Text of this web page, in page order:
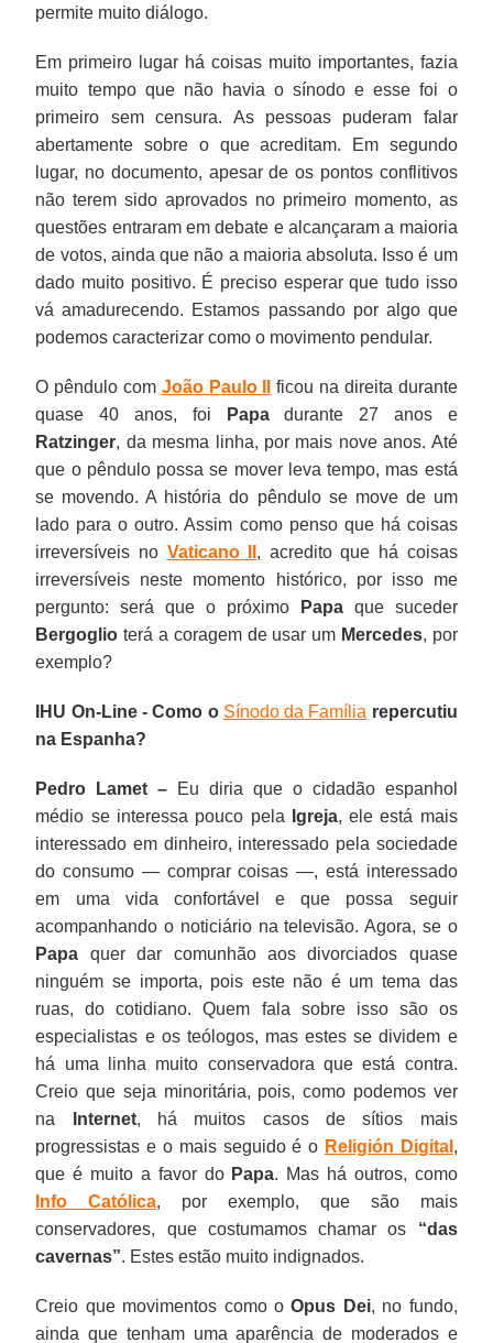
permite muito diálogo.
Em primeiro lugar há coisas muito importantes, fazia
muito tempo que não havia o sínodo e esse foi o
primeiro sem censura. As pessoas puderam falar
abertamente sobre o que acreditam. Em segundo
lugar, no documento, apesar de os pontos conflitivos
não terem sido aprovados no primeiro momento, as
questões entraram em debate e alcançaram a maioria
de votos, ainda que não a maioria absoluta. Isso é um
dado muito positivo. É preciso esperar que tudo isso
vá amadurecendo. Estamos passando por algo que
podemos caracterizar como o movimento pendular.
O pêndulo com João Paulo II
ficou na direita durante
quase 40 anos, foi
Papadurante 27 anos e
Ratzinger, da mesma linha, por mais nove anos. Até
que o pêndulo possa se mover leva tempo, mas está
se movendo. A história do pêndulo se move de um
lado para o outro. Assim como penso que há coisas
irreversíveis no Vaticano II , acredito que há coisas
irreversíveis neste momento histórico, por isso me
pergunto: será que o próximo
Papaque suceder
Bergoglio terá a coragem de usar um Mercedes, por
exemplo?
IHU On-Line - Como o Sínodo da Família repercutiu
na Espanha?
Pedro Lamet – Eu diria que o cidadão espanhol
médio se interessa pouco pela
Igreja, ele está mais
interessado em dinheiro, interessado pela sociedade
do consumo — comprar coisas —, está interessado
em uma vida confortável e que possa seguir
acompanhando o noticiário na televisão. Agora, se o
Papa quer dar comunhão aos divorciados quase
ninguém se importa, pois este não é um tema das
ruas, do cotidiano. Quem fala sobre isso são os
especialistas e os teólogos, mas estes se dividem e
há uma linha muito conservadora que está contra.
Creio que seja minoritária, pois, como podemos ver
na
Internet, há muitos casos de sítios mais
progressistas e o mais seguido é o Religión Digital ,
que é muito a favor do Papa. Mas há outros, como
Info Católica, por exemplo, que são mais
conservadores, que costumamos chamar os “das
cavernas”. Estes estão muito indignados.
Creio que movimentos como o Opus Dei, no fundo,
ainda que tenham uma aparência de moderados e